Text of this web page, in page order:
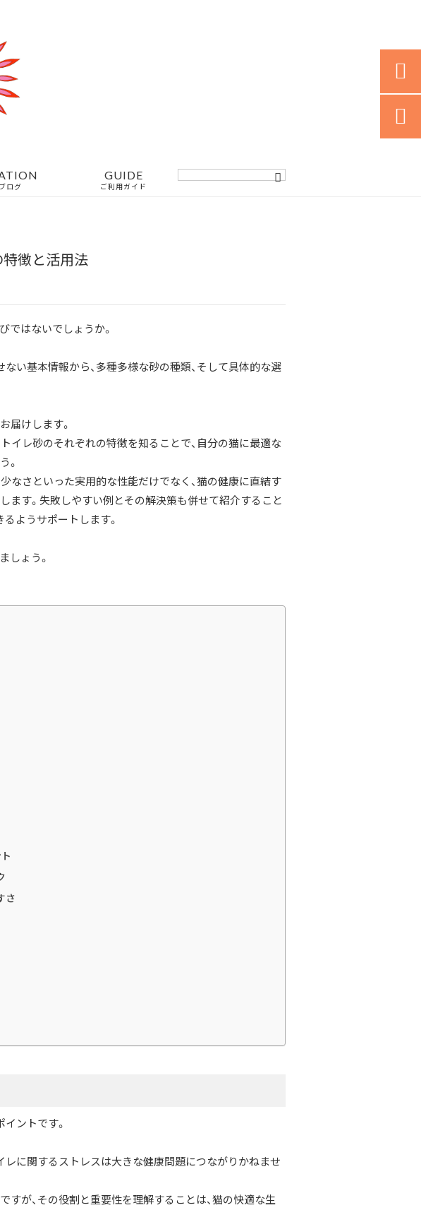
ログ
GUIDE
ご利用ガイド
徴と活用法
ではないでしょうか。
い基本情報から、多種多様な砂の種類、そして具体的な選
届けします。
イレ砂のそれぞれの特徴を知ることで、自分の猫に最適な
。
なさといった実用的な性能だけでなく、猫の健康に直結す
ます。失敗しやすい例とその解決策も併せて紹介すること
ようサポートします。
しょう。
さ
ントです。
レに関するストレスは大きな健康問題につながりかねませ
が、その役割と重要性を理解することは、猫の快適な生

